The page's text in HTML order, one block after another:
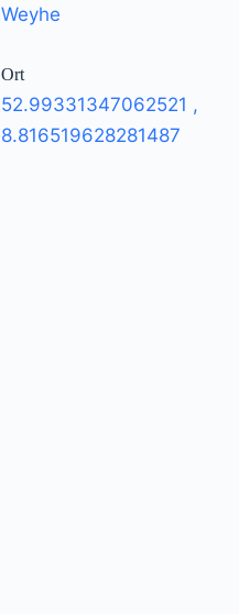
Weyhe
Ort
52.99331347062521 ,
8.816519628281487